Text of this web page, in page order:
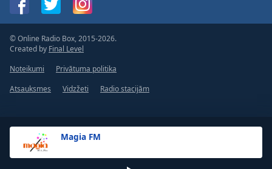
Magia FM
© Online Radio Box, 2015-2026.
Created by Final Level
Noteikumi
Privātuma politika
Atsauksmes
Vidzžeti Radio stacijām